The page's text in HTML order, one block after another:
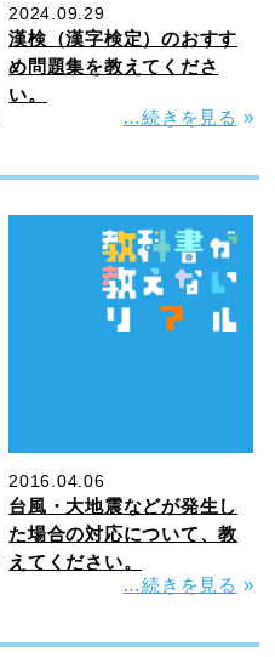
2024.09.29
漢検（漢字検定）のおすす
め問題集を教えてくださ
い。
…続きを見る »
2016.04.06
台風・大地震などが発生し
た場合の対応について、教
えてください。
…続きを見る »